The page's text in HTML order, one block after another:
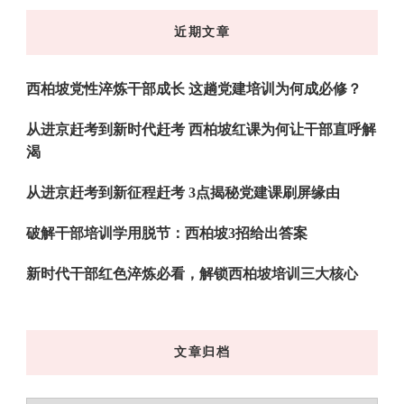
近期文章
西柏坡党性淬炼干部成长 这趟党建培训为何成必修？
从进京赶考到新时代赶考 西柏坡红课为何让干部直呼解
渴
从进京赶考到新征程赶考 3点揭秘党建课刷屏缘由
破解干部培训学用脱节：西柏坡3招给出答案
新时代干部红色淬炼必看，解锁西柏坡培训三大核心
文章归档